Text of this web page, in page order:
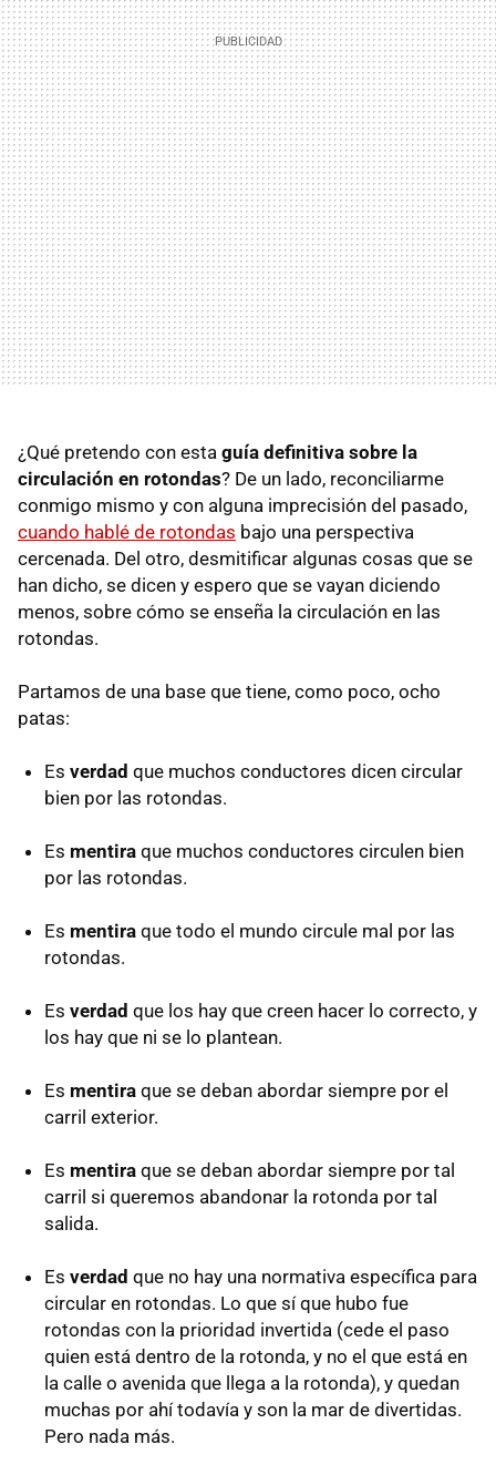
¿Qué pretendo con esta guía definitiva sobre la
circulación en rotondas? De un lado, reconciliarme
conmigo mismo y con alguna imprecisión del pasado,
cuando hablé de rotondas bajo una perspectiva
cercenada. Del otro, desmitificar algunas cosas que se
han dicho, se dicen y espero que se vayan diciendo
menos, sobre cómo se enseña la circulación en las
rotondas.
Partamos de una base que tiene, como poco, ocho
patas:
Es verdad que muchos conductores dicen circular
bien por las rotondas.
Es mentira que muchos conductores circulen bien
por las rotondas.
Es mentira que todo el mundo circule mal por las
rotondas.
Es verdad que los hay que creen hacer lo correcto, y
los hay que ni se lo plantean.
Es mentira que se deban abordar siempre por el
carril exterior.
Es mentira que se deban abordar siempre por tal
carril si queremos abandonar la rotonda por tal
salida.
Es verdad que no hay una normativa específica para
circular en rotondas. Lo que sí que hubo fue
rotondas con la prioridad invertida (cede el paso
quien está dentro de la rotonda, y no el que está en
la calle o avenida que llega a la rotonda), y quedan
muchas por ahí todavía y son la mar de divertidas.
Pero nada más.